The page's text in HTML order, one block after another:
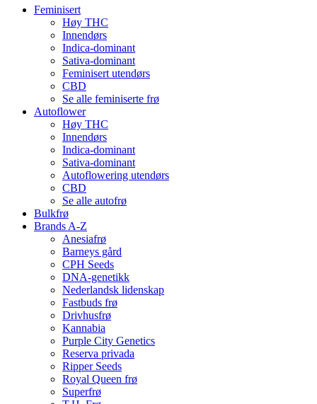
Feminisert
Høy THC
Innendørs
Indica-dominant
Sativa-dominant
Feminisert utendørs
CBD
Se alle feminiserte frø
Autoflower
Høy THC
Innendørs
Indica-dominant
Sativa-dominant
Autoflowering utendørs
CBD
Se alle autofrø
Bulkfrø
Brands A-Z
Anesiafrø
Barneys gård
CPH Seeds
DNA-genetikk
Nederlandsk lidenskap
Fastbuds frø
Drivhusfrø
Kannabia
Purple City Genetics
Reserva privada
Ripper Seeds
Royal Queen frø
Superfrø